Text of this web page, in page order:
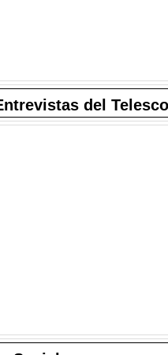
del